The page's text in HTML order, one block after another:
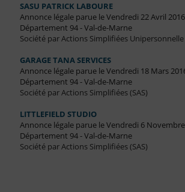
SASU PATRICK LABOURE
Annonce légale parue le Vendredi 22 Avril 2016
Département 94 - Val-de-Marne
Société par Actions Simplifiées Unipersonnelle
GARAGE TANA SERVICES
Annonce légale parue le Vendredi 18 Mars
Département 94 - Val-de-Marne
Société par Actions Simplifiées (SAS)
LITTLEFIELD STUDIO
Annonce légale parue le Vendredi 6
Département 94 - Val-de-Marne
Société par Actions Simplifiées (SAS)